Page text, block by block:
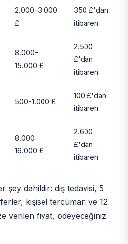
2.000-3.000
£
350 £'dan
itibaren
8.000-
15.000 £
2.500
£'dan
itibaren
500-1.000 £
100 £'dan
itibaren
8.000-
16.000 £
2.600
£'dan
itibaren
şey dahildir: diş tedavisi, 5
kişisel tercüman ve 12
verilen fiyat, ödeyeceğiniz